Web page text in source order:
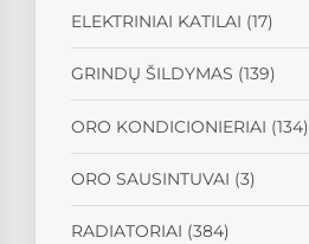
ELEKTRINIAI KATILAI (17)
GRINDŲ ŠILDYMAS (139)
ORO KONDICIONIERIAI (134)
ORO SAUSINTUVAI (3)
RADIATORIAI (384)